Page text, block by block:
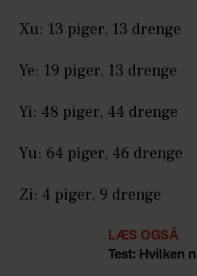
Xu: 13 piger, 13 drenge
Ye: 19 piger, 13 drenge
Yi: 48 piger, 44 drenge
Yu: 64 piger, 46 drenge
Zi: 4 piger, 9 drenge
LÆS OGSÅ
Test: Hvilken